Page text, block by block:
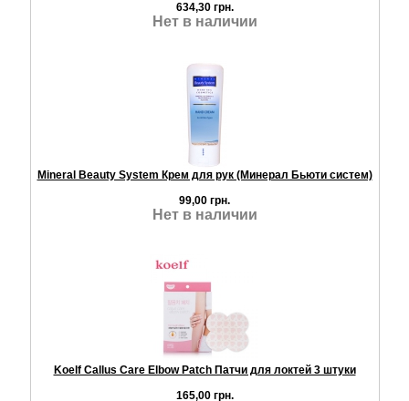
634,30 грн.
Нет в наличии
Mineral Beauty System Крем для рук (Минерал Бьюти систем)
99,00 грн.
Нет в наличии
Koelf Callus Care Elbow Patch Патчи для локтей 3 штуки
165,00 грн.